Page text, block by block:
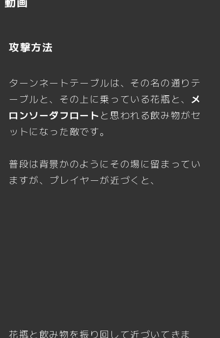
攻撃方法
ターンネートテーブルは、その名の通りテ
ーブルと、その上に乗っている花瓶と、 メ
ロンソーダフロート と思われる飲み物がセ
ットになった敵です。
普段は背景かのようにその場に留まってい
ますが、プレイヤーが近づくと、
花瓶と飲み物を振り回して近づいてきま